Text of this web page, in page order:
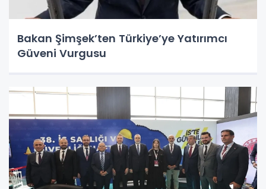
Bakan Şimşek’ten Türkiye’ye Yatırımcı
Güveni Vurgusu